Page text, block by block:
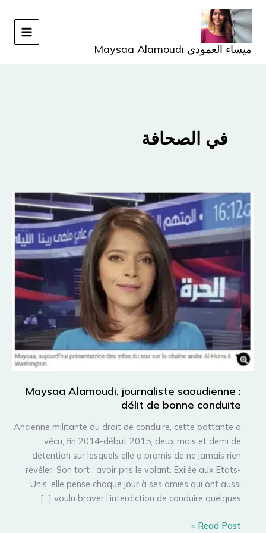
تخطي
المحتوى
ميساء العمودي Maysaa Alamoudi
في الصحافة
Maysaa Alamoudi, journaliste saoudienne :
délit de bonne conduite
Ancienne militante du droit de conduire, cette battante a
vécu, fin 2014-début 2015, deux mois et demi de
détention sur lesquels elle a promis de ne jamais rien
révéler. Son tort : avoir pris le volant. Exilée aux Etats-
Unis, elle pense chaque jour à ses amies qui ont aussi
voulu braver l’interdiction de conduire quelques […]
Maysaa
Read Post »